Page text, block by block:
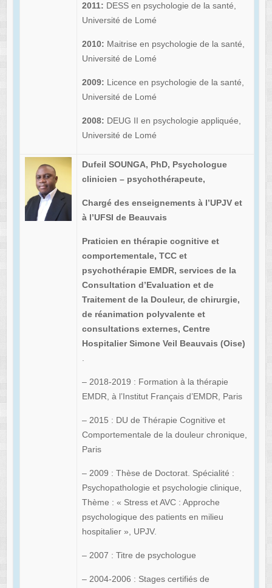
2011: DESS en psychologie de la santé,
Université de Lomé
2010: Maitrise en psychologie de la santé,
Université de Lomé
2009: Licence en psychologie de la santé,
Université de Lomé
2008: DEUG II en psychologie appliquée,
Université de Lomé
Dufeil SOUNGA, PhD, Psychologue
clinicien – psychothérapeute,
Chargé des enseignements à l’UPJV et
à l’UFSI de Beauvais
Praticien en thérapie cognitive et
comportementale, TCC et
psychothérapie EMDR, services de la
Consultation d’Evaluation et de
Traitement de la Douleur, de chirurgie,
de réanimation polyvalente et
consultations externes, Centre
Hospitalier Simone Veil Beauvais (Oise)
– 2018-2019 : Formation à la thérapie
EMDR, à l’Institut Français d’EMDR, Paris
– 2015 : DU de Thérapie Cognitive et
Comportementale de la douleur chronique,
Paris
– 2009 : Thèse de Doctorat. Spécialité :
Psychopathologie et psychologie clinique,
Thème : « Stress et AVC : Approche
psychologique des patients en milieu
hospitalier », UPJV.
– 2007 : Titre de psychologue
– 2004-2006 : Stages certifiés de